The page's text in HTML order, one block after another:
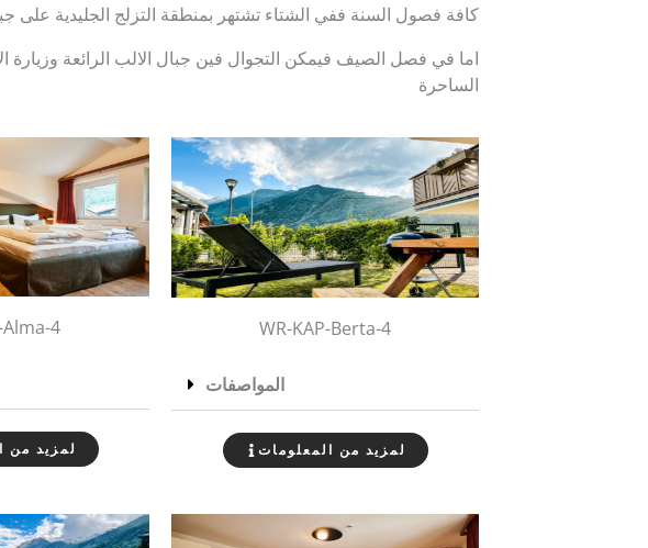
كافة فصول السنة ففي الشتاء تشتهر بمنطقة التزلج الجليدية على
اما في فصل الصيف فيمكن التجوال فين جبال الالب الرائعة وزيارة
الساحرة
Alma-4
لمزيد من
WR-KAP-Berta-4
المواصفات
لمزيد من المعلومات